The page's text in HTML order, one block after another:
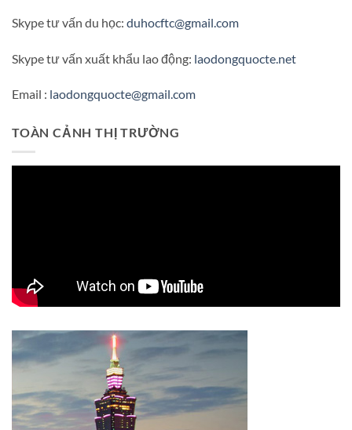
Skype tư vấn du học: duhocftc@gmail.com
Skype tư vấn xuất khẩu lao động: laodongquocte.net
Email : laodongquocte@gmail.com
TOÀN CẢNH THỊ TRƯỜNG